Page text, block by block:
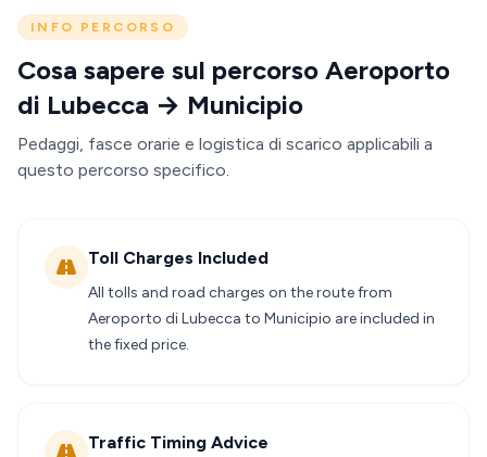
INFO PERCORSO
Cosa sapere sul percorso Aeroporto
di Lubecca → Municipio
Pedaggi, fasce orarie e logistica di scarico applicabili a
questo percorso specifico.
Toll Charges Included
All tolls and road charges on the route from
Aeroporto di Lubecca to Municipio are included in
the fixed price.
Traffic Timing Advice